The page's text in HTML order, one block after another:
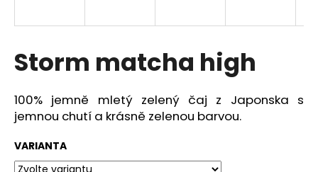
Storm matcha high
100% jemně mletý zelený čaj z Japonska s
jemnou chutí a krásně zelenou barvou.
VARIANTA
í
t
?
HLEDAT